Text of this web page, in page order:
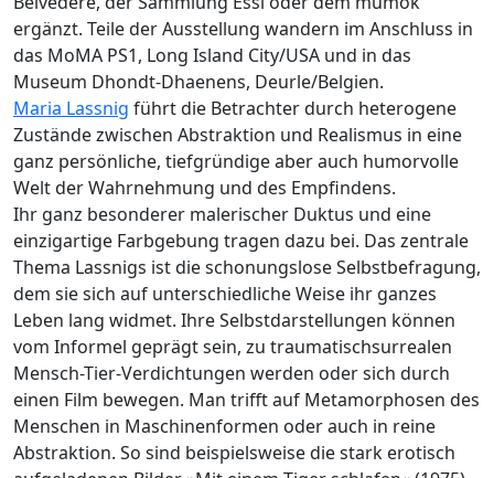
ergänzt. Teile der Ausstellung wandern im Anschluss in
das MoMA PS1, Long Island City/USA und in das
Museum Dhondt-Dhaenens, Deurle/Belgien.
Maria Lassnig führt die Betrachter durch heterogene
Zustände zwischen Abstraktion und Realismus in eine
ganz persönliche, tiefgründige aber auch humorvolle
Welt der Wahrnehmung und des Empfindens.
Ihr ganz besonderer malerischer Duktus und eine
einzigartige Farbgebung tragen dazu bei. Das zentrale
Thema Lassnigs ist die schonungslose Selbstbefragung,
dem sie sich auf unterschiedliche Weise ihr ganzes
Leben lang widmet. Ihre Selbstdarstellungen können
vom Informel geprägt sein, zu traumatischsurrealen
Mensch-Tier-Verdichtungen werden oder sich durch
einen Film bewegen. Man trifft auf Metamorphosen des
Menschen in Maschinenformen oder auch in reine
Abstraktion. So sind beispielsweise die stark erotisch